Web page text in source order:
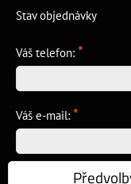
Stav objednávky
Váš telefon: *
Váš e-mail: *